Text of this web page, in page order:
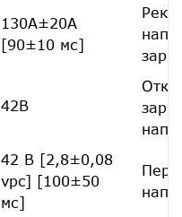
130А±20А
[90±10 мс]
42В
42 В [2,8±0,08
vpc] [100±50
мс]